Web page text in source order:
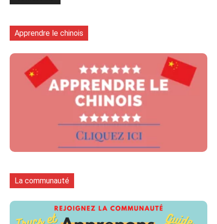
Apprendre le chinois
La communauté